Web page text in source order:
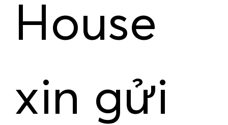
House
xin gửi